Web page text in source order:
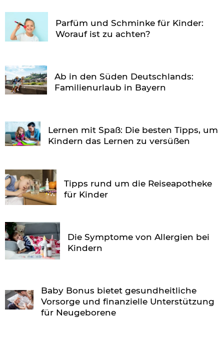
Parfüm und Schminke für Kinder:
Worauf ist zu achten?
Ab in den Süden Deutschlands:
Familienurlaub in Bayern
Lernen mit Spaß: Die besten Tipps, um
Kindern das Lernen zu versüßen
Tipps rund um die Reiseapotheke
für Kinder
Die Symptome von Allergien bei
Kindern
Baby Bonus bietet gesundheitliche
Vorsorge und finanzielle Unterstützung
für Neugeborene